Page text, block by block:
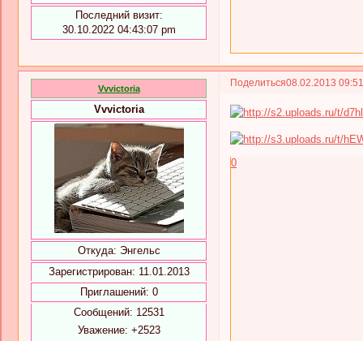
Последний визит:
30.10.2022 04:43:07 pm
Поделиться08.02.2013
Vvvictoria
Vvvictoria
Откуда: Энгельс
Зарегистрирован: 11.01.2013
Приглашений: 0
Сообщений: 12531
Уважение: +2523
0